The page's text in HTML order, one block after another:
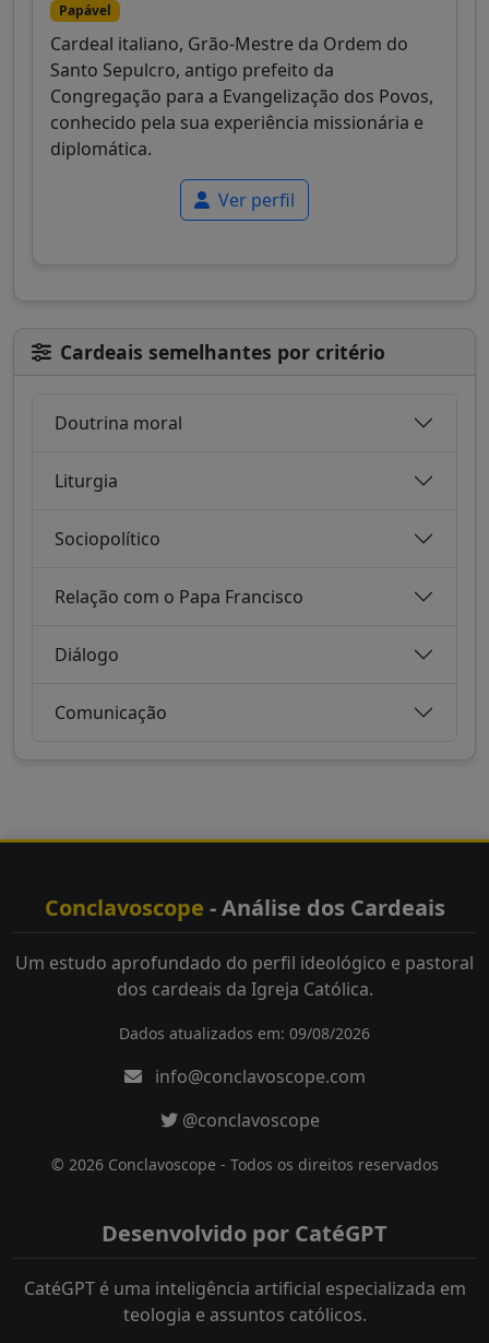
Papável
Cardeal italiano, Grão-Mestre da Ordem do
Santo Sepulcro, antigo prefeito da
Congregação para a Evangelização dos Povos,
conhecido pela sua experiência missionária e
diplomática.
Ver perfil
Cardeais semelhantes por critério
Doutrina moral
Liturgia
Sociopolítico
Relação com o Papa Francisco
Diálogo
Comunicação
Conclavoscope - Análise dos Cardeais
Um estudo aprofundado do perfil ideológico e pastoral
dos cardeais da Igreja Católica.
Dados atualizados em: 09/08/2026
info@conclavoscope.com
@conclavoscope
© 2026 Conclavoscope - Todos os direitos reservados
Desenvolvido por CatéGPT
CatéGPT é uma inteligência artificial especializada em
teologia e assuntos católicos.